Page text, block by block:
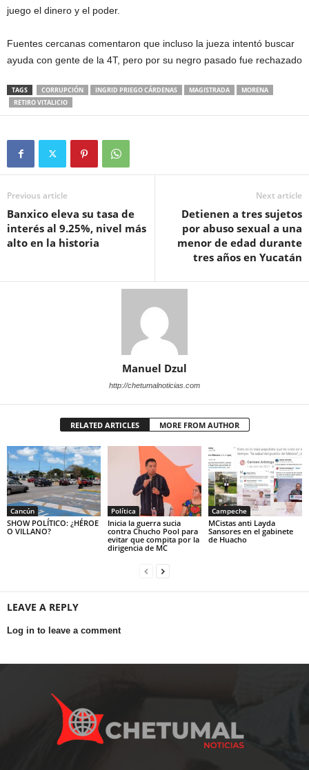
juego el dinero y el poder.
Fuentes cercanas comentaron que incluso la jueza intentó buscar
ayuda con gente de la 4T, pero por su negro pasado fue rechazado
TAGS CORRUPCIÓN INGRID PRIEGO CÁRDENAS MAGISTRADA
MORENA
RETIRO VITALICIO
Previous article
Banxico eleva su tasa de
interés al 9.25%, nivel más
alto en la historia
Next article
Detienen a tres sujetos
por abuso sexual a una
menor de edad durante
tres años en Yucatán
Manuel Dzul
http://chetumalnoticias.com
RELATED ARTICLES MORE FROM AUTHOR
Cancún
SHOW POLÍTICO: ¿HÉROE
O VILLANO?
Política
Inicia la guerra sucia
contra Chucho Pool para
evitar que compita por la
dirigencia de MC
Campeche
MCistas anti Layda
Sansores en el gabinete
de Huacho
LEAVE A REPLY
Log in to leave a comment